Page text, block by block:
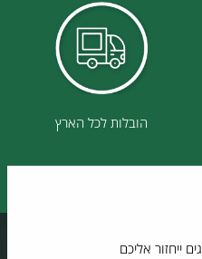
הובלות לכל הארץ
ייחזור אליכם